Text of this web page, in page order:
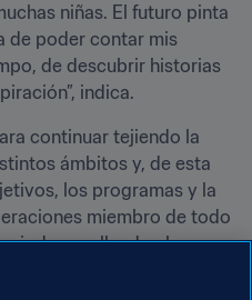
niñas. El futuro pinta
de poder contar mis
de descubrir historias
indica.
continuar tejiendo la
ámbitos y, de esta
los programas y la
miembro de todo
desarrollando el
como cualitativamente.